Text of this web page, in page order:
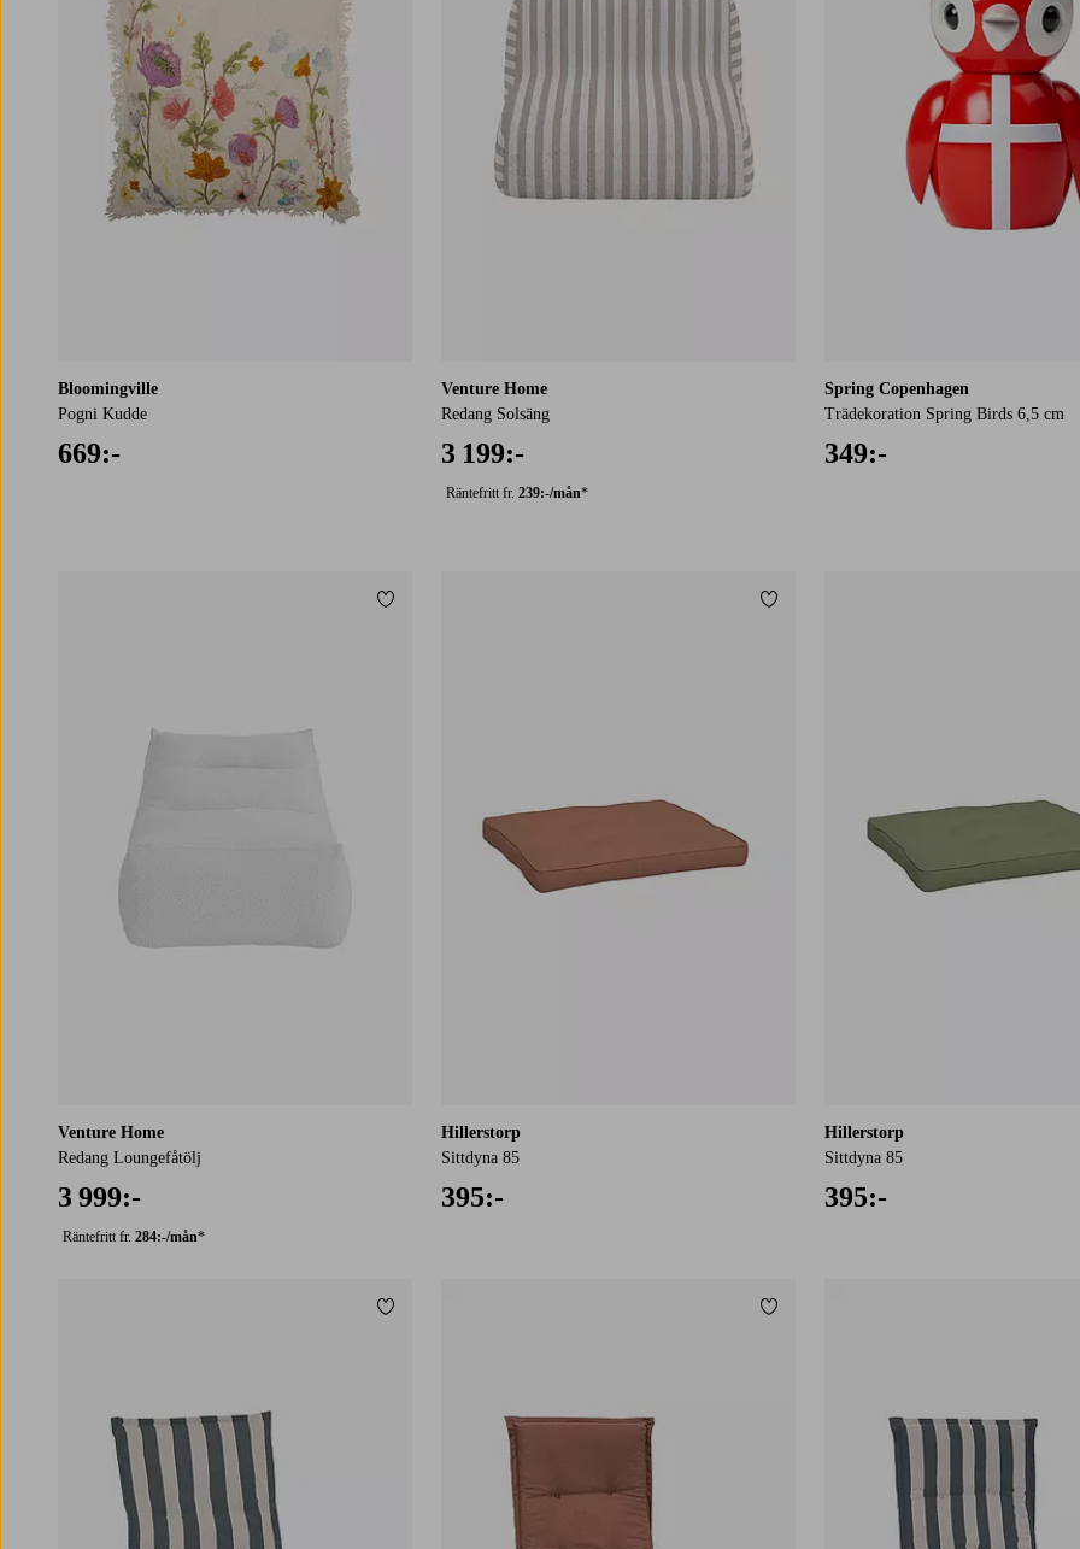
Bloomingville
Pogni Kudde
669:-
Venture Home
Redang Solsäng
3 199:-
Räntefritt fr. 239:-/mån*
Spring Copenhagen
Trädekoration Spring Birds 6,5 cm
349:-
Venture Home
Redang Loungefåtölj
3 999:-
Räntefritt fr. 284:-/mån*
Lägg till i favoriter
Hillerstorp
Sittdyna 85
395:-
Lägg till i favoriter
Hillerstorp
Sittdyna 85
395:-
Lägg till i favoriter Lägg till i favoriter